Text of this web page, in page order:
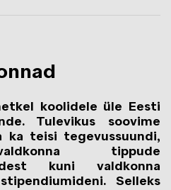
koolidele üle Eesti
Tulevikus soovime
ka teisi tegevussuundi,
tippude
kuni valdkonna
Selleks